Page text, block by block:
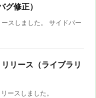
グ修正）
スしました。 サイドバー
リース（ライブラリ
ースしました。